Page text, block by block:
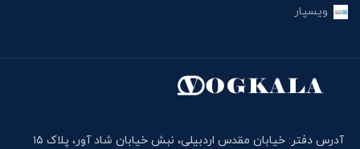
ویسپار
آدرس دفتر: خیابان مقدس اردبیلی، نبش خیابان شاد آور، پلاک ۱۵